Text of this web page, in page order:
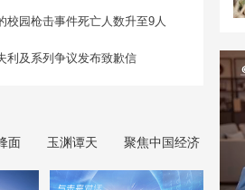
校园枪击事件死亡人数升至9人
利及系列争议发布致歉信
面 玉渊谭天 聚焦中国经济